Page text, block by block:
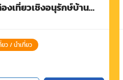
งเที่ยวเชิงอนุรักษ์บ้าน
ง
ว / นำเที่ยว